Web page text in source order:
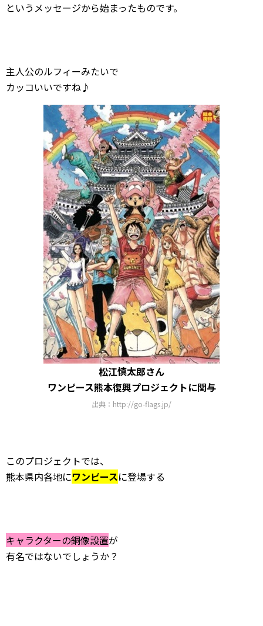
というメッセージから始まったものです。
主人公のルフィーみたいで
カッコいいですね♪
松江慎太郎さん
ワンピース熊本復興プロジェクトに関与
出典：http://go-flags.jp/
このプロジェクトでは、
熊本県内各地にワンピースに登場する
キャラクターの銅像設置が
有名ではないでしょうか？